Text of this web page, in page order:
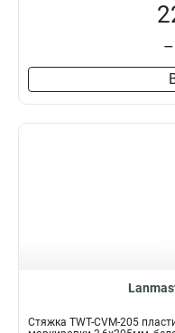
–
Стяжка TWT-CVM-205